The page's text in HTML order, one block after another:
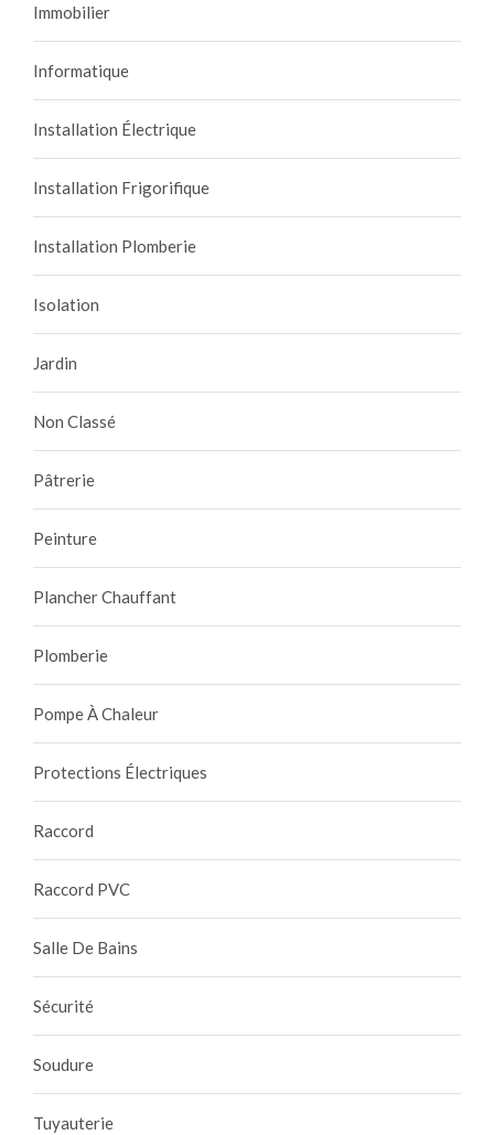
Immobilier
Informatique
Installation Électrique
Installation Frigorifique
Installation Plomberie
Isolation
Jardin
Non Classé
Pâtrerie
Peinture
Plancher Chauffant
Plomberie
Pompe À Chaleur
Protections Électriques
Raccord
Raccord PVC
Salle De Bains
Sécurité
Soudure
Tuyauterie